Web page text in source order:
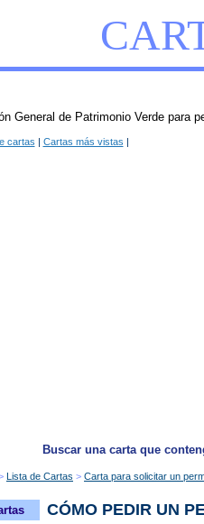
General de Patrimonio Verde para
cartas Cartas más vistas
Buscar una carta que
Lista de Cartas Carta para solicitar un
CÓMO PEDIR UN